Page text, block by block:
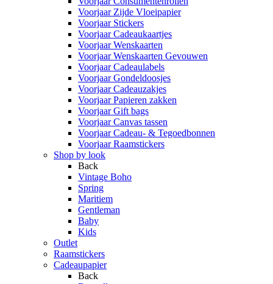
Voorjaar Zijde Vloeipapier
Voorjaar Stickers
Voorjaar Cadeaukaartjes
Voorjaar Wenskaarten
Voorjaar Wenskaarten Gevouwen
Voorjaar Cadeaulabels
Voorjaar Gondeldoosjes
Voorjaar Cadeauzakjes
Voorjaar Papieren zakken
Voorjaar Gift bags
Voorjaar Canvas tassen
Voorjaar Cadeau- & Tegoedbonnen
Voorjaar Raamstickers
Shop by look
Back
Vintage Boho
Spring
Maritiem
Gentleman
Baby
Kids
Outlet
Raamstickers
Cadeaupapier
Back